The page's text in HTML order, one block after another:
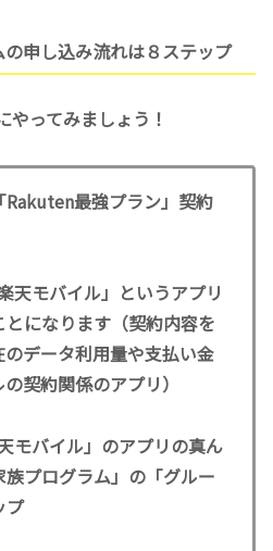
申し込み流れは８ステップ
やってみましょう！
Rakuten最強プラン」契約
天モバイル」というアプリ
になります（契約内容を
データ利用量や支払い金
契約関係のアプリ）
モバイル」のアプリの真ん
プログラム」の「グルー
プ